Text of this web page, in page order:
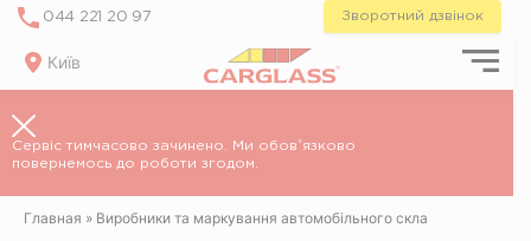
Skip
content
044 221 20 97 Зворотний дзвінок
Київ
Сервіс тимчасово зачинено. Ми обовʼязково
повернемось до роботи згодом.
Главная » Виробники та маркування автомобільного скла